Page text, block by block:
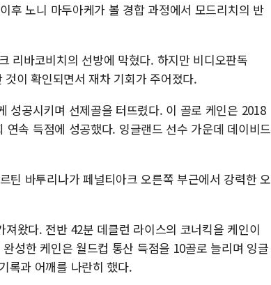
후 노니 마두아케가 볼 경합 과정에서 모드리치의 반
리바코비치의 선방에 막혔다. 하지만 비디오판독
이 확인되면서 재차 기회가 주어졌다.
성공시키며 선제골을 터뜨렸다. 이 골로 케인은 2018
속 득점에 성공했다. 잉글랜드 선수 가운데 데이비드
틴 바투리나가 페널티아크 오른쪽 부근에서 강력한 오
왔다. 전반 42분 데클런 라이스의 코너킥을 케인이
성한 케인은 월드컵 통산 득점을 10골로 늘리며 잉글
록과 어깨를 나란히 했다.